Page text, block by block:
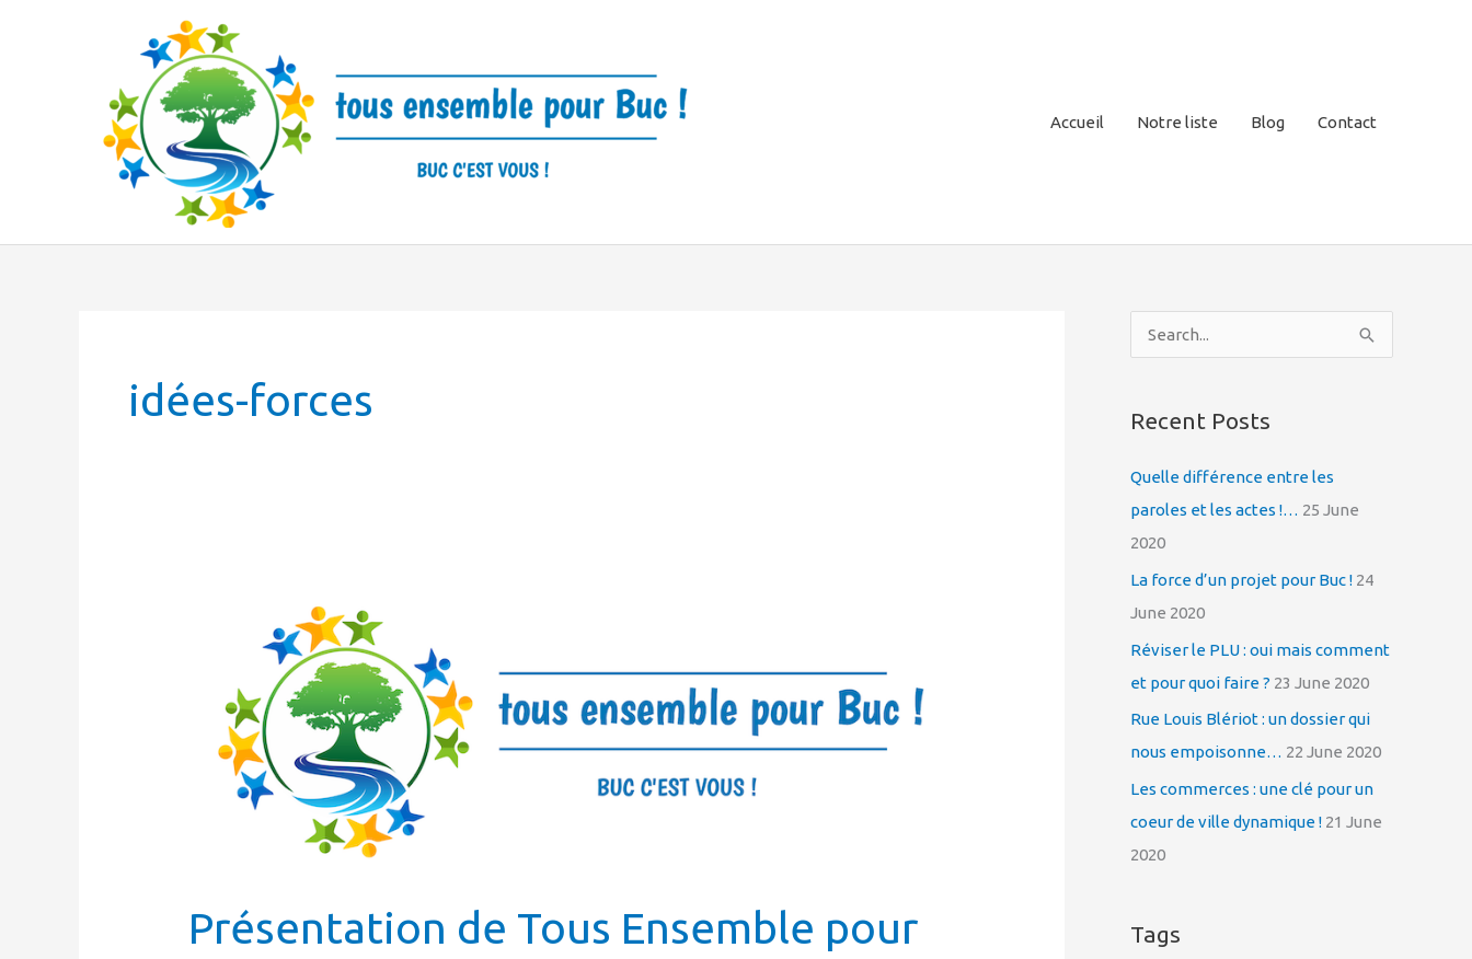
Accueil Notre liste Blog Contact
idées-forces
Présentation de Tous Ensemble pour
Ensemble
c
h
f
Recent Posts
Quelle différence entre les
paroles et les actes !… 25 June
2020
La force d’un projet pour Buc ! 24
June 2020
Réviser le PLU : oui mais comment
et pour quoi faire ? 23 June 2020
Rue Louis Blériot : un dossier qui
nous empoisonne… 22 June 2020
Les commerces : une clé pour un
coeur de ville dynamique ! 21 June
2020
Tags